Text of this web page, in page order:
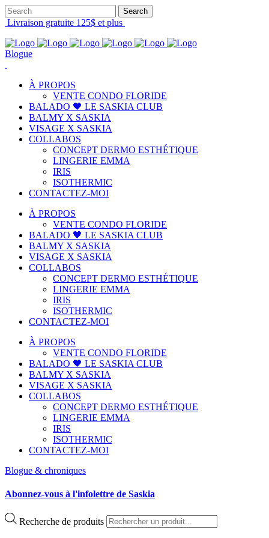
Livraison gratuite 125$ et plus
Blogue
À PROPOS
VENTE CONDO FLORIDE
BALADO 🖤 LE SASKIA CLUB
BALMY X SASKIA
VISAGE X SASKIA
COLLABOS
CONCEPT DERMO ESTHÉTIQUE
LINGERIE EMMA
IRIS
ISOTHERMIC
CONTACTEZ-MOI
À PROPOS
VENTE CONDO FLORIDE
BALADO 🖤 LE SASKIA CLUB
BALMY X SASKIA
VISAGE X SASKIA
COLLABOS
CONCEPT DERMO ESTHÉTIQUE
LINGERIE EMMA
IRIS
ISOTHERMIC
CONTACTEZ-MOI
À PROPOS
VENTE CONDO FLORIDE
BALADO 🖤 LE SASKIA CLUB
BALMY X SASKIA
VISAGE X SASKIA
COLLABOS
CONCEPT DERMO ESTHÉTIQUE
LINGERIE EMMA
IRIS
ISOTHERMIC
CONTACTEZ-MOI
Blogue & chroniques
Abonnez-vous à l'infolettre de Saskia
Recherche de produits